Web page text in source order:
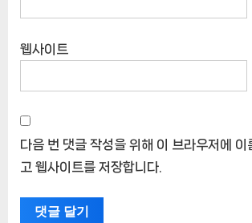
웹사이트
다음 번 댓글 작성을 위해 이 브라우저에 이
고 웹사이트를 저장합니다.